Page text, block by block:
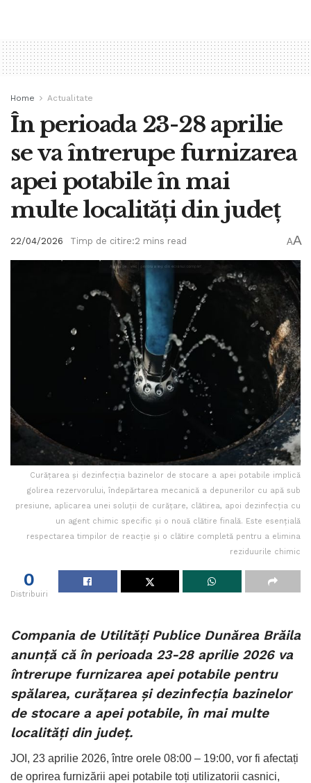
Home Actualitate
În perioada 23-28 aprilie
se va întrerupe furnizarea
apei potabile în mai
multe localități din județ
22/04/2026 Timp de citire:2 mins read AA
Curățarea și dezinfecția bazinelor de stocare a apei potabile implică
golirea rezervorului, îndepărtarea mecanică a depunerilor cu apă sub
presiune, aplicarea unei soluții de curățare, clătirea, apoi dezinfecția cu
un agent chimic specific și o nouă clătire finală. Este esențială
respectarea timpilor de reacție și o clătire completă pentru a elimina
reziduurile chimic
0
Distribuiri
Compania de Utilități Publice Dunărea Brăila
anunță că în perioada 23-28 aprilie 2026 va
întrerupe furnizarea apei potabile pentru
spălarea, curățarea și dezinfecția bazinelor
de stocare a apei potabile, în mai multe
localități din județ.
JOI, 23 aprilie 2026, între orele 08:00 – 19:00, vor fi afectați
de oprirea furnizării apei potabile toți utilizatorii casnici,